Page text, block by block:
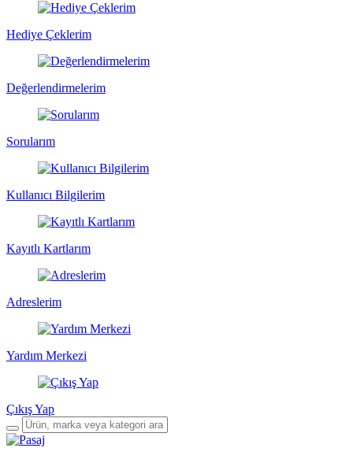
Hediye Çeklerim
Değerlendirmelerim
Sorularım
Kullanıcı Bilgilerim
Kayıtlı Kartlarım
Adreslerim
Yardım Merkezi
Çıkış Yap